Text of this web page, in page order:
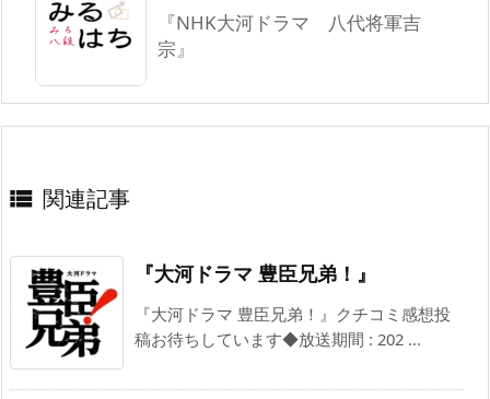
『NHK大河ドラマ 八代将軍吉
宗』
 関連記事
『大河ドラマ 豊臣兄弟！』
『大河ドラマ 豊臣兄弟！』クチコミ感想投
稿お待ちしています◆放送期間 : 202 ...